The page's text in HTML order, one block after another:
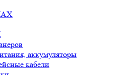
аккумуляторы
кабели